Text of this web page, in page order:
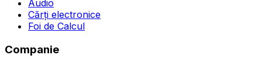
Audio
Cărți electronice
Foi de Calcul
Companie